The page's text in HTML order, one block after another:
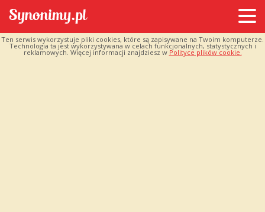
Ten serwis wykorzystuje pliki cookies, które są zapisywane na Twoim komputerze.
Technologia ta jest wykorzystywana w celach funkcjonalnych, statystycznych i
reklamowych. Więcej informacji znajdziesz w Polityce plików cookie.